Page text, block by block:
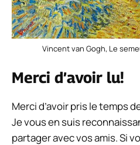
Vincent van Gogh, Le
Merci d’avoir lu!
Merci d’avoir pris le temps
Je vous en suis
partager avec vos amis. Si